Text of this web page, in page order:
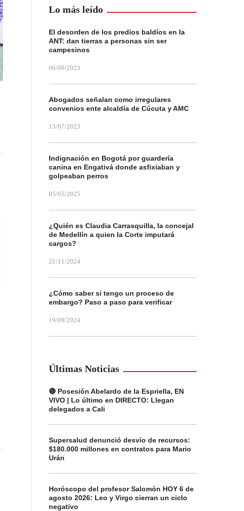
Lo más leído
El desorden de los predios baldíos en la
ANT: dan tierras a personas sin ser
campesinos
06/09/2023
Abogados señalan como irregulares
convenios ente alcaldía de Cúcuta y AMC
13/07/2023
Indignación en Bogotá por guardería
canina en Engativá donde asfixiaban y
golpeaban perros
05/05/2025
¿Quién es Claudia Carrasquilla, la concejal
de Medellín a quien la Corte imputará
cargos?
21/11/2024
¿Cómo saber si tengo un proceso de
embargo? Paso a paso para verificar
19/09/2024
Últimas Noticias
🔴 Posesión Abelardo de la Espriella, EN
VIVO | Lo último en DIRECTO: Llegan
delegados a Cali
Supersalud denunció desvío de recursos:
$180.000 millones en contratos para Mario
Urán
Horóscopo del profesor Salomón HOY 6 de
agosto 2026: Leo y Virgo cierran un ciclo
negativo